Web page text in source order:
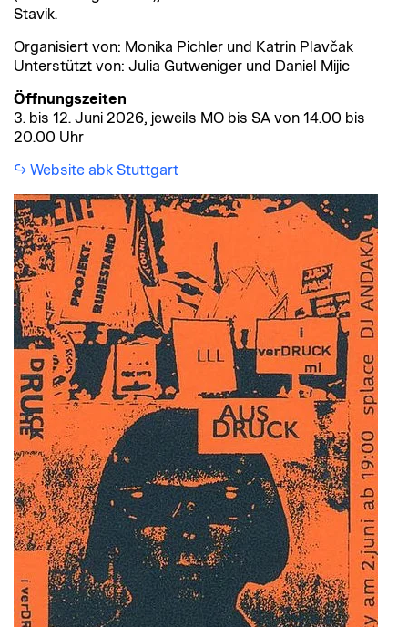
Stavik.
Organisiert von: Monika Pichler und Katrin Plavčak
Unterstützt von: Julia Gutweniger und Daniel Mijic
Öffnungszeiten
3. bis 12. Juni 2026, jeweils MO bis SA von 14.00 bis
20.00 Uhr
Website abk Stuttgart